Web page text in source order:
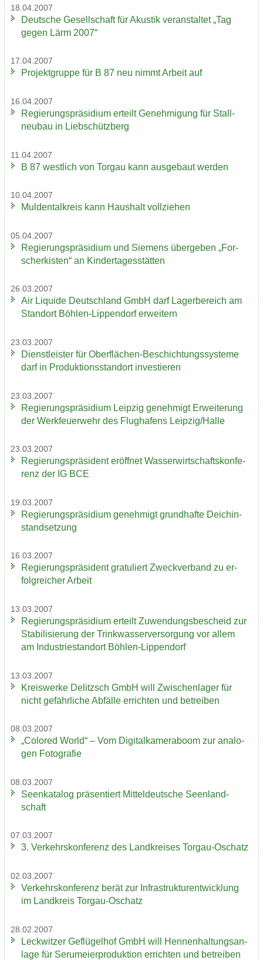
18.04.2007
Deut­sche Ge­sell­schaft für Akus­tik ver­an­stal­tet „Tag
gegen Lärm 2007“
17.04.2007
Pro­jekt­grup­pe für B 87 neu nimmt Ar­beit auf
16.04.2007
Re­gie­rungs­prä­si­di­um er­teilt Ge­neh­mi­gung für Stall­
neu­bau in Lieb­schütz­berg
11.04.2007
B 87 west­lich von Tor­gau kann aus­ge­baut wer­den
10.04.2007
Mul­den­tal­kreis kann Haus­halt voll­zie­hen
05.04.2007
Re­gie­rungs­prä­si­di­um und Sie­mens über­ge­ben „For­
scher­kis­ten“ an Kin­der­ta­ges­stät­ten
26.03.2007
Air Li­qui­de Deutsch­land GmbH darf La­ger­be­reich am
Stand­ort Böhlen-​Lippendorf er­wei­tern
23.03.2007
Dienst­leis­ter für Oberflächen-​Beschichtungssysteme
darf in Pro­duk­ti­ons­stand­ort in­ves­tie­ren
23.03.2007
Re­gie­rungs­prä­si­di­um Leip­zig ge­neh­migt Er­wei­te­rung
der Werk­feu­er­wehr des Flug­ha­fens Leip­zig/Halle
23.03.2007
Re­gie­rungs­prä­si­dent er­öff­net Was­ser­wirt­schafts­kon­fe­
renz der IG BCE
19.03.2007
Re­gie­rungs­prä­si­di­um ge­neh­migt grund­haf­te Deich­in­
stand­set­zung
16.03.2007
Re­gie­rungs­prä­si­dent gra­tu­liert Zweck­ver­band zu er­
folg­rei­cher Ar­beit
13.03.2007
Re­gie­rungs­prä­si­di­um er­teilt Zu­wen­dungs­be­scheid zur
Sta­bi­li­sie­rung der Trink­was­ser­ver­sor­gung vor allem
am In­dus­trie­stand­ort Böhlen-​Lippendorf
13.03.2007
Kreis­wer­ke De­litzsch GmbH will Zwi­schen­la­ger für
nicht ge­fähr­li­che Ab­fäl­le er­rich­ten und be­trei­ben
08.03.2007
„Co­lo­red World“ – Vom Di­gi­tal­ka­me­ra­boom zur ana­lo­
gen Fo­to­gra­fie
08.03.2007
Se­en­ka­ta­log prä­sen­tiert Mit­tel­deut­sche Se­en­land­
schaft
07.03.2007
3. Ver­kehrs­kon­fe­renz des Land­krei­ses Torgau-​Oschatz
02.03.2007
Ver­kehrs­kon­fe­renz berät zur In­fra­struk­tur­ent­wick­lung
im Land­kreis Torgau-​Oschatz
28.02.2007
Leck­wit­zer Ge­flü­gel­hof GmbH will Hen­nen­hal­tungs­an­
la­ge für Ser­um­ei­er­pro­duk­ti­on er­rich­ten und be­trei­ben